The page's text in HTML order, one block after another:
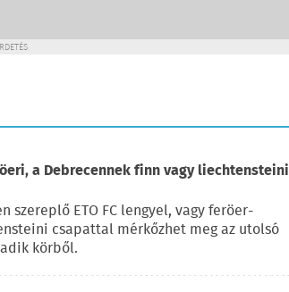
a Debrecennek finn vagy liechtensteini
ETO FC lengyel, vagy feröer-
csapattal mérkőzhet meg az utolsó
körből.